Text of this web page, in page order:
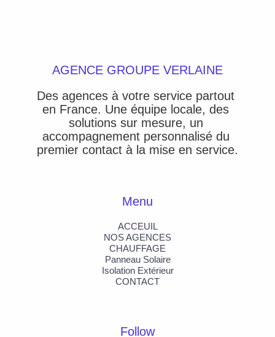
AGENCE GROUPE VERLAINE
Des agences à votre service partout
en France. Une équipe locale, des
solutions sur mesure, un
accompagnement personnalisé du
premier contact à la mise en service.
Menu
ACCEUIL
NOS AGENCES
CHAUFFAGE
Panneau Solaire
Isolation Extérieur
CONTACT
Follow